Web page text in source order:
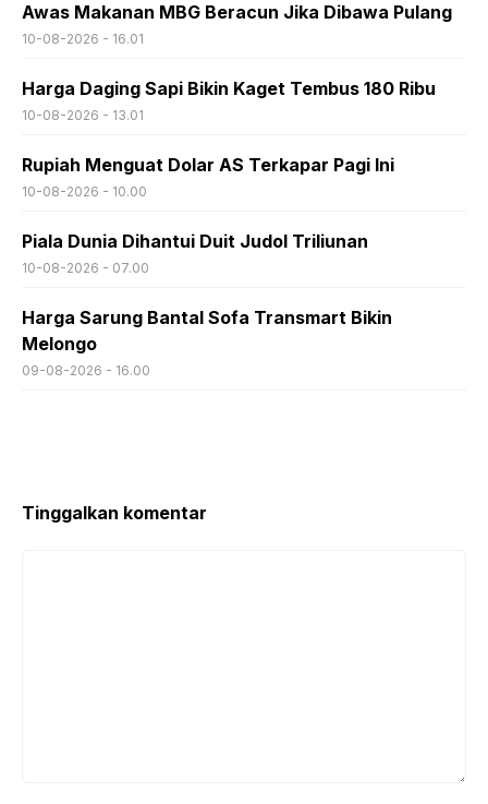
Awas Makanan MBG Beracun Jika Dibawa Pulang
10-08-2026 - 16.01
Harga Daging Sapi Bikin Kaget Tembus 180 Ribu
10-08-2026 - 13.01
Rupiah Menguat Dolar AS Terkapar Pagi Ini
10-08-2026 - 10.00
Piala Dunia Dihantui Duit Judol Triliunan
10-08-2026 - 07.00
Harga Sarung Bantal Sofa Transmart Bikin
Melongo
09-08-2026 - 16.00
Tinggalkan komentar